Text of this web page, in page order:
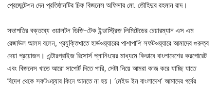
প্রেজেন্টেশন দেন প্রতিষ্ঠানটির চিফ বিজনেস অফিসার মো. তৌহিদুর রহমান রাদ।
সভাপতির বক্তব্যে ওয়ালটন ডিজি-টেক ইন্ডাস্ট্রিজ লিমিটেডের চেয়ারম্যান এস এম
রেজাউল আলম বলেন, প্রযুক্তিখাতে হার্ডওয়্যারের পাশাপাশি সফটওয়্যারে আমাদের গুরুত্ব
দেয়া প্রয়োজন। এন্টারপ্রাইজ রিসোর্স প্লানিংয়ের মাধ্যমে কিভাবে বাংলাদেশের করপোরেট
এবং বিজনেস খাতে আরো সাপোর্ট দিতে পারি, সেটা নিয়ে আমরা কাজ করে যাচ্ছি যাতে
বিদেশ থেকে সফটওয়্যার কিনে আনতে না হয়। ‘মেইড ইন বাংলাদেশ’ আমাদের গর্বের